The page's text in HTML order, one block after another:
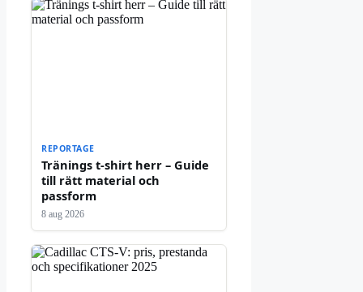
REPORTAGE
Tränings t-shirt herr – Guide
till rätt material och
passform
8 aug 2026